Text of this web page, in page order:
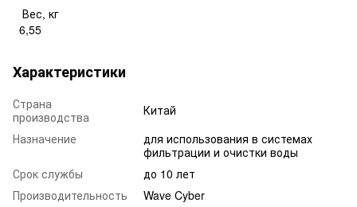
Вес, кг
6,55
Характеристики
Страна
производства
Китай
Назначение
для использования в системах
фильтрации и очистки воды
Срок службы
до 10 лет
Производительность
Wave Cyber